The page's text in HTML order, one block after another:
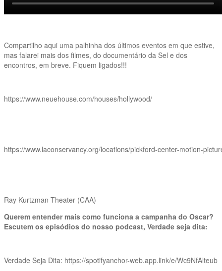
Compartilho aqui uma palhinha dos últimos eventos em que estive,
mas falarei mais dos filmes, do documentário da Sel e dos
encontros, em breve. Fiquem ligados!!!
https://www.neuehouse.com/houses/hollywood/
https://www.laconservancy.org/locations/pickford-center-motion-
Ray Kurtzman Theater (CAA)
Querem entender mais como funciona a campanha do Oscar?
Escutem os episódios do nosso podcast, Verdade seja dita:
Verdade Seja Dita: https://spotifyanchor-web.app.link/e/Wc9NfAlteub